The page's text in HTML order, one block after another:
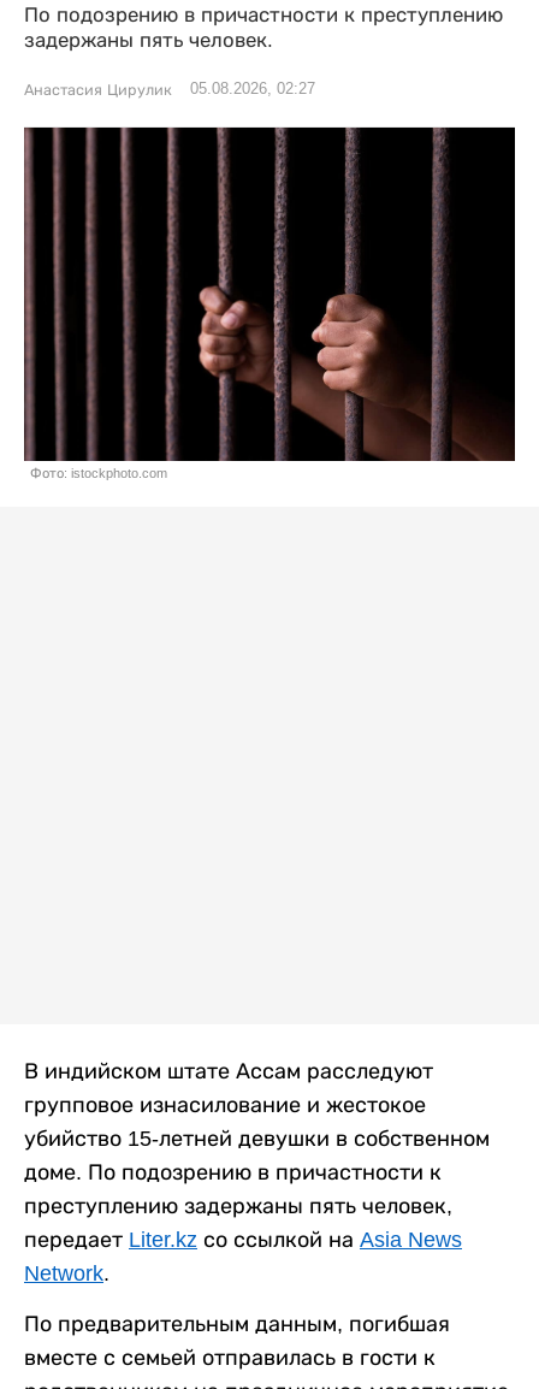
По подозрению в причастности к преступлению
задержаны пять человек.
Анастасия Цирулик 05.08.2026, 02:27
Фото: istockphoto.com
В индийском штате Ассам расследуют
групповое изнасилование и жестокое
убийство 15-летней девушки в собственном
доме. По подозрению в причастности к
преступлению задержаны пять человек,
передает Liter.kz со ссылкой на Asia News
Network.
По предварительным данным, погибшая
вместе с семьей отправилась в гости к